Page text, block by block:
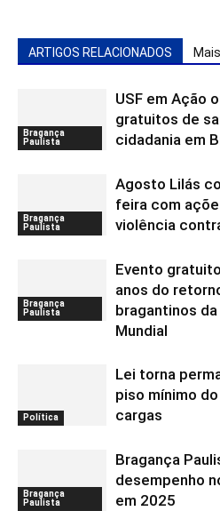
ARTIGOS RELACIONADOS
Bragança
Paulista
USF em Ação
gratuitos de
cidadania em
Bragança
Paulista
Agosto Lilás
feira com
violência
Bragança
Paulista
Evento
anos do
bragantinos
Mundial
Política
Lei torna
piso mínimo
cargas
Bragança
Paulista
Bragança
desempenho
em 2025